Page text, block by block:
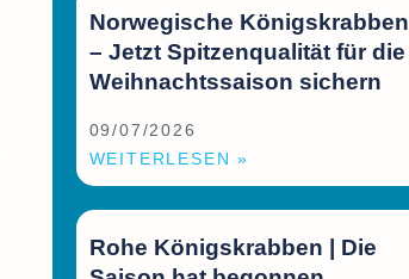
Norwegische Königskrabben
– Jetzt Spitzenqualität für die
Weihnachtssaison sichern
09/07/2026
WEITERLESEN »
Rohe Königskrabben | Die